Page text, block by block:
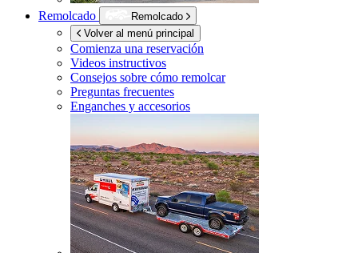
Remolcado
Remolcado
Volver al menú principal
Comienza una reservación
Videos instructivos
Consejos sobre cómo remolcar
Preguntas frecuentes
Enganches y accesorios